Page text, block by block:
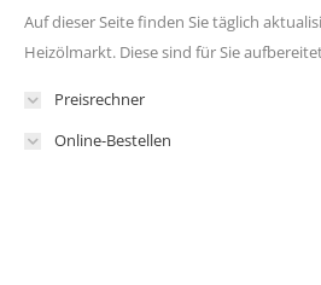
Auf dieser Seite finden Sie täglich
Heizölmarkt. Diese sind für Sie
Preisrechner
Online-Bestellen